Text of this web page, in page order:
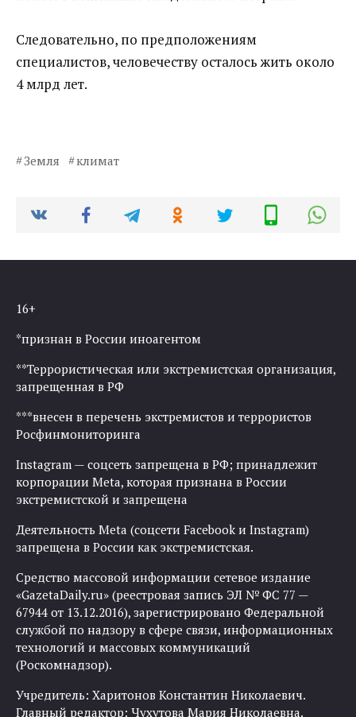
Следовательно, по предположениям
специалистов, человечеству осталось жить около
4 млрд лет.
Земля климат
16+
*признан в России иноагентом
**Террористическая или экстремистская организация,
запрещенная в РФ
***внесен в перечень экстремистов и террористов
Росфинмониторинга
Instagram — соцсеть запрещена в РФ; принадлежит
корпорации Meta, которая признана в России
экстремистской и запрещена
Деятельность Meta (соцсети Facebook и Instagram)
запрещена в России как экстремистская.
Средство массовой информации сетевое издание
«GazetaDaily.ru» (реестровая запись ЭЛ № ФС 77 —
67944 от 13.12.2016), зарегистрировано Федеральной
службой по надзору в сфере связи, информационных
технологий и массовых коммуникаций
(Роскомнадзор).
Учредитель: Харитонов Константин Николаевич.
Главный редактор: Чухутова Мария Николаевна.